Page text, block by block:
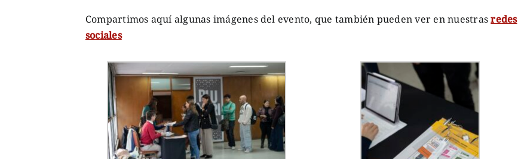
Compartimos aquí algunas imágenes del evento, que también pueden ver en nuestrasredes
sociales